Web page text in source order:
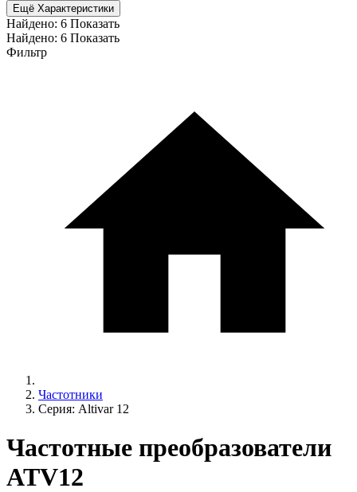
Ещё Характеристики
Найдено: 6 Показать
Найдено: 6 Показать
Фильтр
Частотники
Серия: Altivar 12
Частотные преобразователи
ATV12